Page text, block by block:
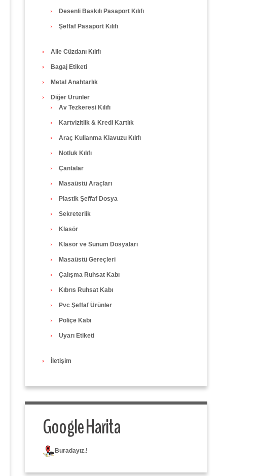
Desenli Baskılı Pasaport Kılıfı
Şeffaf Pasaport Kılıfı
Aile Cüzdanı Kılıfı
Bagaj Etiketi
Metal Anahtarlık
Diğer Ürünler
Av Tezkeresi Kılıfı
Kartvizitlik & Kredi Kartlık
Araç Kullanma Klavuzu Kılıfı
Notluk Kılıfı
Çantalar
Masaüstü Araçları
Plastik Şeffaf Dosya
Sekreterlik
Klasör
Klasör ve Sunum Dosyaları
Masaüstü Gereçleri
Çalışma Ruhsat Kabı
Kıbrıs Ruhsat Kabı
Pvc Şeffaf Ürünler
Poliçe Kabı
Uyarı Etiketi
İletişim
Google Harita
Buradayız.!